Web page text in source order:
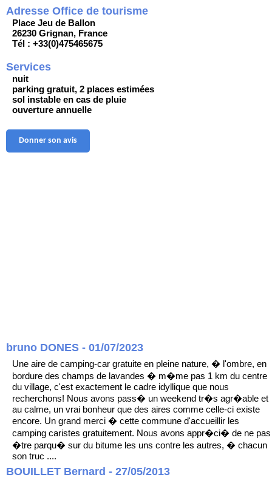
Adresse Office de tourisme
Place Jeu de Ballon
26230 Grignan, France
Tél : +33(0)475465675
Services
nuit
parking gratuit, 2 places estimées
sol instable en cas de pluie
ouverture annuelle
Donner son avis
bruno DONES - 01/07/2023
Une aire de camping-car gratuite en pleine nature, � l'ombre, en
bordure des champs de lavandes � m�me pas 1 km du centre
du village, c'est exactement le cadre idyllique que nous
recherchons! Nous avons pass� un weekend tr�s agr�able et
au calme, un vrai bonheur que des aires comme celle-ci existe
encore. Un grand merci � cette commune d'accueillir les
camping caristes gratuitement. Nous avons appr�ci� de ne pas
�tre parqu� sur du bitume les uns contre les autres, � chacun
son truc ....
BOUILLET Bernard - 27/05/2013